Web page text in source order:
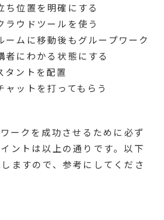
ち位置を明確にする
ラウドツールを使う
ームに移動後もグループワーク
者にわかる状態にする
タントを配置
ャットを打ってもらう
ークを成功させるために必ず
ントは以上の通りです。以下
ますので、参考にしてくださ